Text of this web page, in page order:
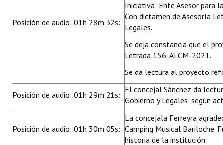
Posición de audio: 01h 28m 32s:
Iniciativa: Ente Asesor para
Con dictamen de Asesoría
Legales.
Se deja constancia que el
Letrada 156-ALCM-2021.
Se da lectura al proyecto
Posición de audio: 01h 29m 21s:
El concejal Sánchez da
Gobierno y Legales, según
Posición de audio: 01h 30m 05s:
La concejala Ferreyra
Camping Musical Bariloche.
historia de la institución.